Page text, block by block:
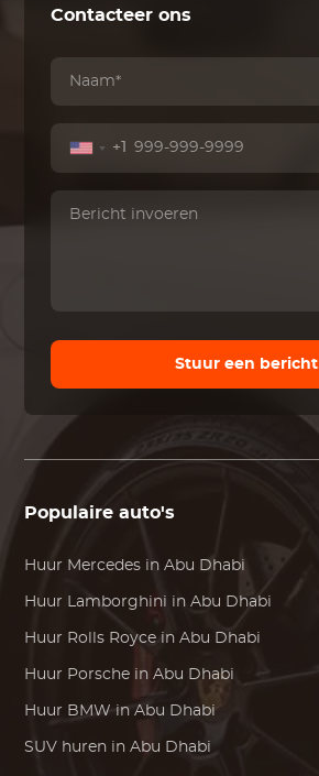
Contacteer ons
+1
Stuur een bericht
Populaire auto's
Huur Mercedes in Abu Dhabi
Huur Lamborghini in Abu Dhabi
Huur Rolls Roycein Abu Dhabi
Huur Porsche in Abu Dhabi
Huur BMW in Abu Dhabi
SUV huren in Abu Dhabi